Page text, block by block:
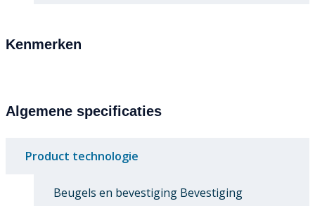
Kenmerken
Algemene specificaties
Product technologie
Beugels en bevestiging Bevestiging